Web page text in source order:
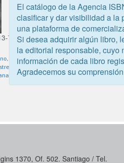
7
Josué
Natural
1370, Of. 502. Santiago / Tel.
El catálogo de la Agencia
clasificar y dar visibilidad a la
una plataforma de
Si desea adquirir algún libro,
la editorial responsable, cuyo
información de cada libro
Agradecemos su